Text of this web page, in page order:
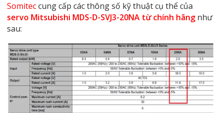
Somiteccung cấp các thông số kỹ thuật cụ thể của
servo Mitsubishi MDS-D-SVJ3-20NA từ chính hãngnhư
sau: